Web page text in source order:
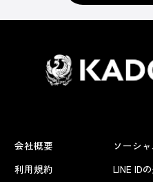
会社概要
利用規約
ソーシ
LINE ID